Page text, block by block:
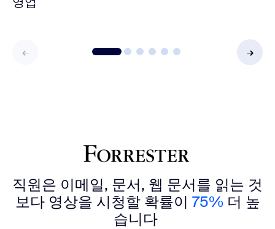
직원은 이메일, 문서, 웹 문서를 읽는 것
보다 영상을 시청할 확률이 75% 더 높
습니다